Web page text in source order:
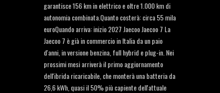
garantisce 156 km in elettrico e oltre 1.000 km di
autonomia combinata.Quanto costerà: circa 55 mila
euroQuando arriva: inizio 2027 Jaecoo Jaecoo 7 La
Jaecoo 7 è già in commercio in Italia da un paio
d'anni, in versione benzina, full hybrid e plug-in. Nei
prossimi mesi arriverà il primo aggiornamento
dell'ibrida ricaricabile, che monterà una batteria da
26,6 kWh, quasi il 50% più capiente dell'attuale